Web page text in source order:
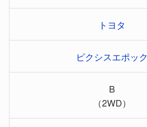
トヨタ
ピクシスエポック
B
（2WD）